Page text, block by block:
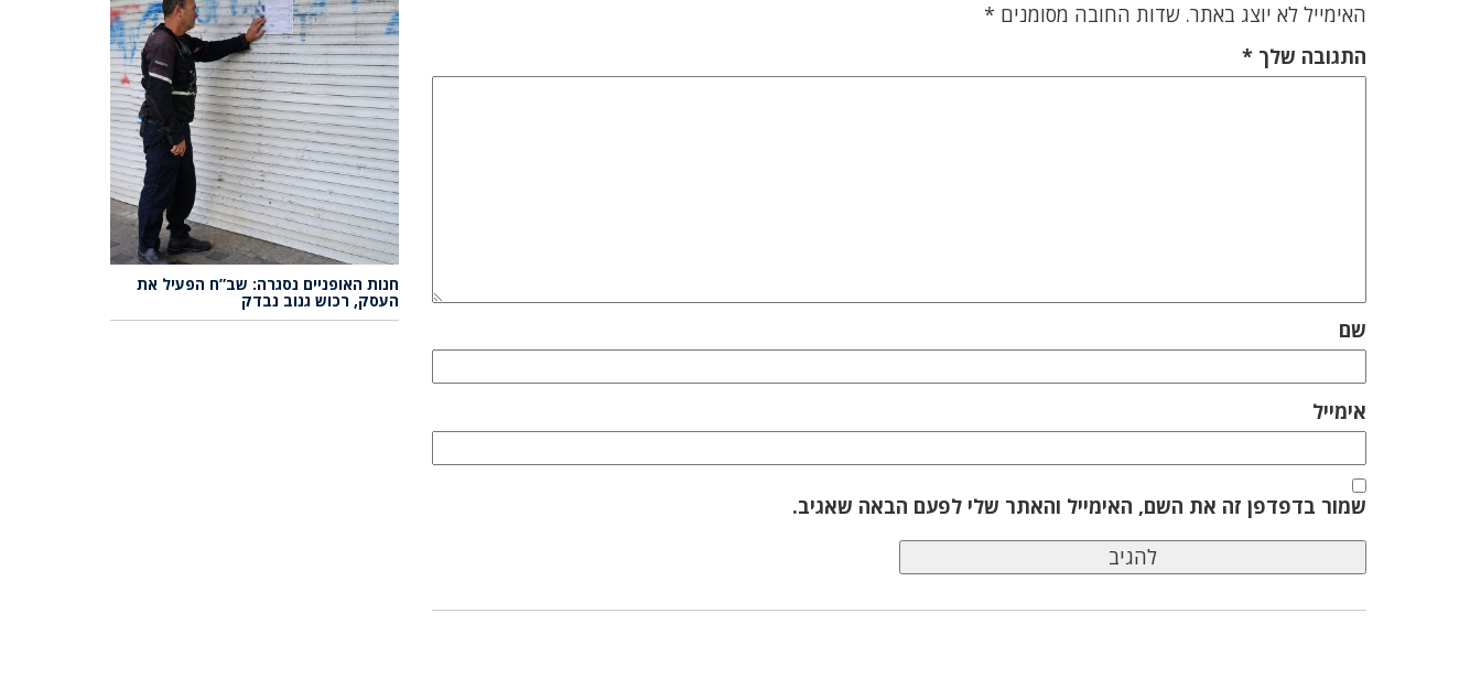
האימייל לא יוצג באתר. שדות החובה מסומנים *
התגובה שלך*
שם
אימייל
שמור בדפדפן זה את השם, האימייל והאתר שלי לפעם הבאה שאגיב.
חנות האופניים נסגרה: שב”ח הפעיל את
העסק, רכוש גנוב נבדק